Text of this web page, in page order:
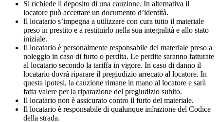
Si richiede il deposito di una cauzione. In alternativa il
locatore può accettare un documento d’identità.
Il locatario s’impegna a utilizzare con cura tutto il materiale
preso in prestito e a restituirlo nella sua integralità e allo stato
iniziale.
Il locatario è personalmente responsabile del materiale preso a
noleggio in caso di furto o perdita. Le perdite saranno fatturate
al locatario secondo la tariffa in vigore. In caso di danno il
locatario dovrà riparare il pregiudizio arrecato al locatore. In
questa ipotesi, la cauzione rimane in mano al locatore e sarà
fatta valere per la riparazione del pregiudizio subito.
Il locatario non è assicurato contro il furto del materiale.
Il locatario è responsabile di qualunque infrazione del Codice
della strada.